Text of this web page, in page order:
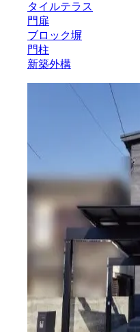
タイルテラス
門扉
ブロック塀
門柱
新築外構